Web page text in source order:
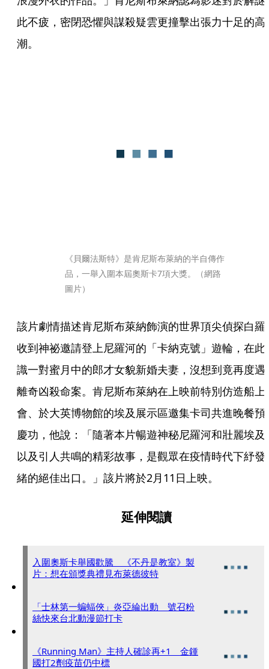
此不疲，密閉恐懼與謀殺疑雲更撞擊出張力十足的高
潮。
《貝爾法斯特》是肯尼斯布萊納的半自傳作
品，一舉入圍本屆奧斯卡7項大獎。（網路
圖片）
該片劇情描述肯尼斯布萊納飾演的世界頂尖偵探白羅
收到神祕邀請登上尼羅河的「卡納克號」遊輪，在此
識一對蜜月中的郎才女貌新婚夫妻，沒想到竟再度遇
離奇凶殺命案。肯尼斯布萊納在上映前特別仿造船上
會、於大英博物館的埃及展示區邀集卡司共進晚餐預
慶功，他說：「隨著本片暢遊神秘尼羅河和壯麗埃及
以及引人共鳴的精彩故事，是觀眾在疫情時代下紓發
緒的絕佳出口。」該片將於2月11日上映。
延伸閱讀
入圍奧斯卡舉國歡騰 《不丹是教室》製
片：想在頒獎典禮見布萊德彼特
「士林第一蝙蝠俠」炎亞綸出動 號召粉
絲快來台北動漫節打卡
《Running Man》主持人確診再+1 金鍾
國打2劑疫苗仍中標